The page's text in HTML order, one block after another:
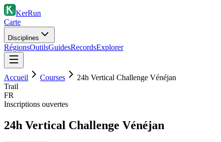
KerRun
Carte
Disciplines
RégionsOutilsGuidesRecordsExplorer
Accueil Courses
24h Vertical Challenge Vénéjan
Trail
FR
Inscriptions ouvertes
24h Vertical Challenge Vénéjan